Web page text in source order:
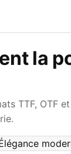
la
TTF, OTF